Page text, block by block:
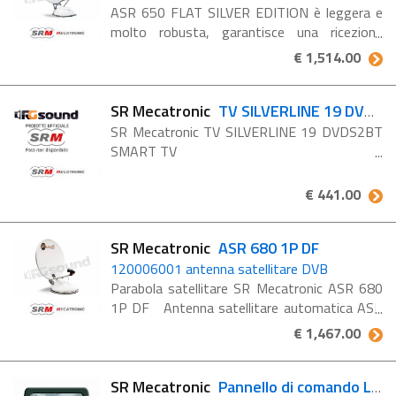
ASR 650 FLAT SILVER EDITION è leggera e
molto robusta, garantisce una ricezione
ottimale in tutta europa. Si comanda anche
con il pannellino 4 satelliti. Abbinata ad una
delle tv sr mecatronic è ...
€ 1,514.00
SR Mecatronic TV SILVERLINE 19 DVDS2BT SMART TV
SR Mecatronic TV SILVERLINE 19 DVDS2BT
SMART TV
€ 441.00
SR Mecatronic ASR 680 1P DF
120006001 antenna satellitare DVB
Parabola satellitare SR Mecatronic ASR 680
1P DF Antenna satellitare automatica ASR
680 DF per la possibilità di vedere
contemporaneamente due programmi
televisivi diversi, soddisfando ...
€ 1,467.00
SR Mecatronic Pannello di comando LED (ASTRA 23,5)